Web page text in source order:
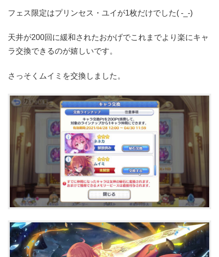
フェス限定はプリンセス・ユイが1枚だけでした( -_-)
天井が200回に緩和されたおかげでこれまでより楽にキャ
ラ交換できるのが嬉しいです。
さっそくムイミを交換しました。